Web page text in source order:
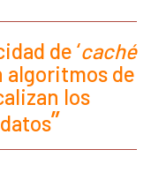
de ‘caché
algoritmos de
los